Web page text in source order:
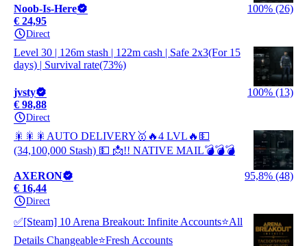
Noob-Is-Here
100% (26)
€ 24,95
Direct
Level 30 | 126m stash | 122m cash | Safe 2x3(For 15
days) | Survival rate(73%)
jvsty
100% (13)
€ 98,88
Direct
🎇🎇🎇AUTO DELIVERY🥇🔥4 LVL🔥💵
(34,100,000 Stash) 💵 📩!! NATIVE MAIL💣💣💣
AXERON
95,8% (48)
€ 16,44
Direct
✅[Steam] 10 Arena Breakout: Infinite Accounts⭐All
Details Changeable⭐Fresh Accounts